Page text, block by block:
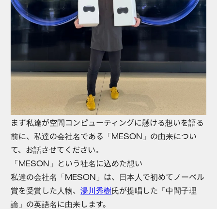
まず私達が空間コンピューティングに懸ける想いを語る
前に、私達の会社名である「MESON」の由来につい
て、お話させてください。
「MESON」という社名に込めた想い
私達の会社名「MESON」は、日本人で初めてノーベル
賞を受賞した人物、湯川秀樹氏が提唱した「中間子理
論」の英語名に由来します。